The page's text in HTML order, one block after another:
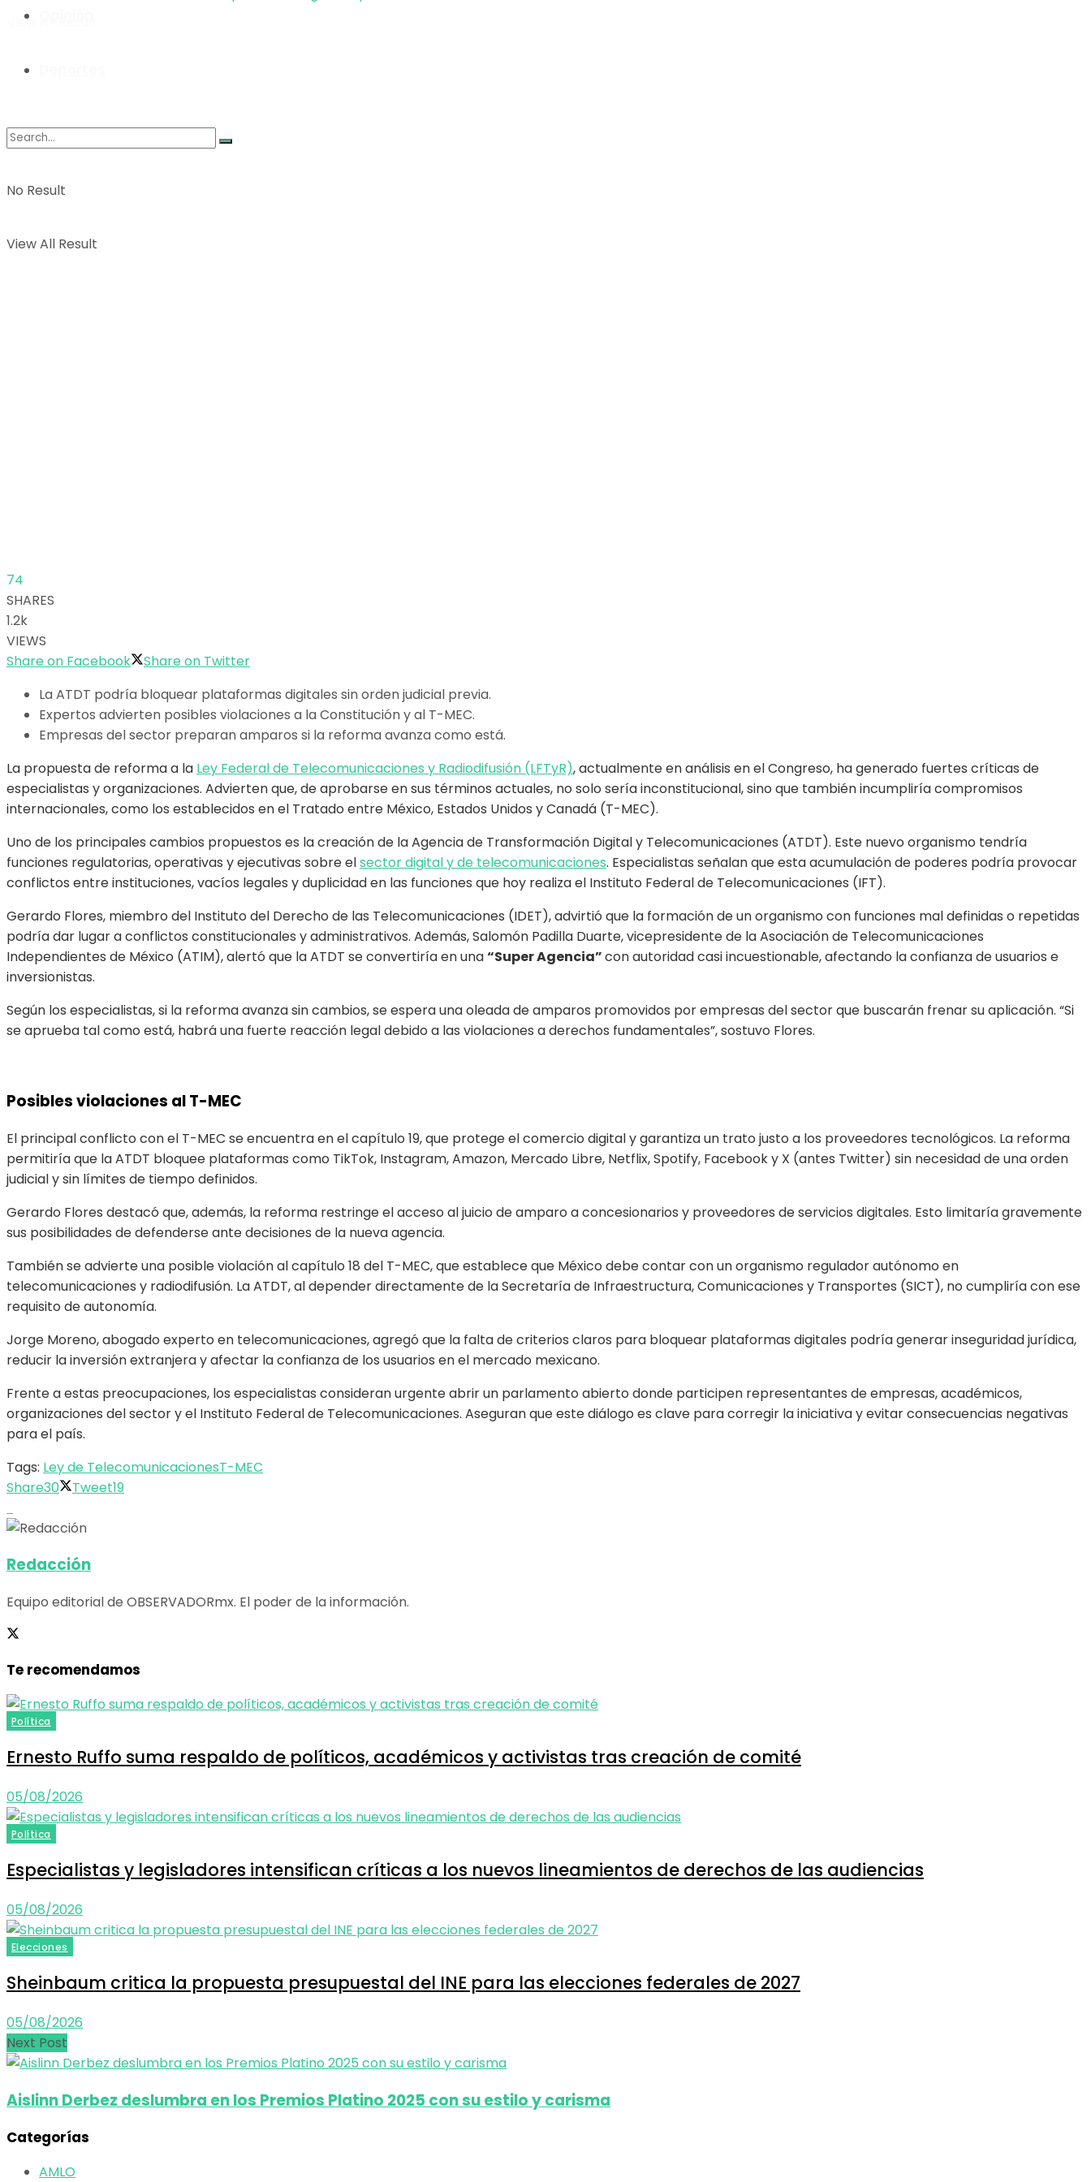
View All Result
No Result
View All Result
74
SHARES
1.2k
VIEWS
Share on Facebook
Share on Twitter
La ATDT podría bloquear plataformas digitales sin orden judicial previa.
Expertos advierten posibles violaciones a la Constitución y al T-MEC.
Empresas del sector preparan amparos si la reforma avanza como está.
La propuesta de reforma a la Ley Federal de Telecomunicaciones y Radiodifusión (LFTyR), actualmente en análisis en el Congreso, ha generado fuertes críticas de
especialistas y organizaciones. Advierten que, de aprobarse en sus términos actuales, no solo sería inconstitucional, sino que también incumpliría compromisos
internacionales, como los establecidos en el Tratado entre México, Estados Unidos y Canadá (T-MEC).
Uno de los principales cambios propuestos es la creación de la Agencia de Transformación Digital y Telecomunicaciones (ATDT). Este nuevo organismo tendría
funciones regulatorias, operativas y ejecutivas sobre elsector digital y de telecomunicaciones. Especialistas señalan que esta acumulación de poderes podría provocar
conflictos entre instituciones, vacíos legales y duplicidad en las funciones que hoy realiza el Instituto Federal de Telecomunicaciones (IFT).
Gerardo Flores, miembro del Instituto del Derecho de las Telecomunicaciones (IDET), advirtió que la formación de un organismo con funciones mal definidas o repetidas
podría dar lugar a conflictos constitucionales y administrativos. Además, Salomón Padilla Duarte, vicepresidente de la Asociación de Telecomunicaciones
Independientes de México (ATIM), alertó que la ATDT se convertiría en una“Super Agencia”con autoridad casi incuestionable, afectando la confianza de usuarios e
inversionistas.
Según los especialistas, si la reforma avanza sin cambios, se espera una oleada de amparos promovidos por empresas del sector que buscarán frenar su aplicación. “Si
se aprueba tal como está, habrá una fuerte reacción legal debido a las violaciones a derechos fundamentales”, sostuvo Flores.
Posibles violaciones al T-MEC
El principal conflicto con el T-MEC se encuentra en el capítulo 19, que protege el comercio digital y garantiza un trato justo a los proveedores tecnológicos. La reforma
permitiría que la ATDT bloquee plataformas como TikTok, Instagram, Amazon, Mercado Libre, Netflix, Spotify, Facebook y X (antes Twitter) sin necesidad de una orden
judicial y sin límites de tiempo definidos.
Gerardo Flores destacó que, además, la reforma restringe el acceso al juicio de amparo a concesionarios y proveedores de servicios digitales. Esto limitaría gravemente
sus posibilidades de defenderse ante decisiones de la nueva agencia.
También se advierte una posible violación al capítulo 18 del T-MEC, que establece que México debe contar con un organismo regulador autónomo en
telecomunicaciones y radiodifusión. La ATDT, al depender directamente de la Secretaría de Infraestructura, Comunicaciones y Transportes (SICT), no cumpliría con ese
requisito de autonomía.
Jorge Moreno, abogado experto en telecomunicaciones, agregó que la falta de criterios claros para bloquear plataformas digitales podría generar inseguridad jurídica,
reducir la inversión extranjera y afectar la confianza de los usuarios en el mercado mexicano.
Frente a estas preocupaciones, los especialistas consideran urgente abrir un parlamento abierto donde participen representantes de empresas, académicos,
organizaciones del sector y el Instituto Federal de Telecomunicaciones. Aseguran que este diálogo es clave para corregir la iniciativa y evitar consecuencias negativas
para el país.
Tags: Ley de TelecomunicacionesT-MEC
Share30 Tweet19
Redacción
Equipo editorial de OBSERVADORmx. El poder de la información.
Te recomendamos
Política
Ernesto Ruffo suma respaldo de políticos, académicos y activistas tras creación de comité
05/08/2026
Política
Especialistas y legisladores intensifican críticas a los nuevos lineamientos de derechos de las audiencias
05/08/2026
Elecciones
Sheinbaum critica la propuesta presupuestal del INE para las elecciones federales de 2027
05/08/2026
Next Post
Aislinn Derbez deslumbra en los Premios Platino 2025 con su estilo y carisma
Categorías
AMLO